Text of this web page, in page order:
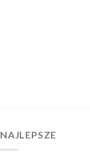
NAJLEPSZE